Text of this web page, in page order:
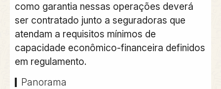
como garantia nessas operações deverá
ser contratado junto a seguradoras que
atendam a requisitos mínimos de
capacidade econômico-financeira definidos
em regulamento.
Panorama